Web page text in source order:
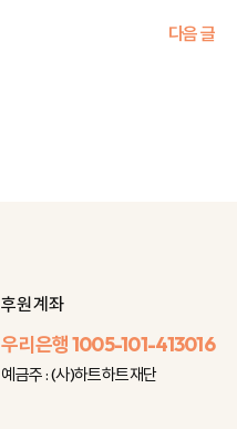
다음 글
후원 계좌
우리은행1005-101-413016
예금주 : (사)하트하트재단